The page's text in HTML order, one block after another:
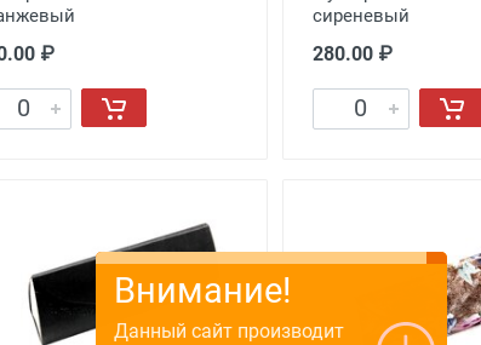
₽
сиреневый
280.00 ₽